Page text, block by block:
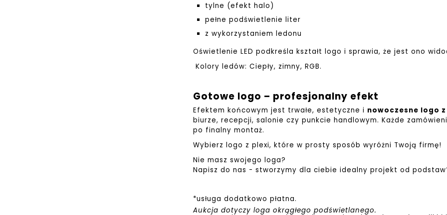
tylne (efekt halo)
pełne podświetlenie liter
z wykorzystaniem ledonu
Oświetlenie LED podkreśla kształt logo i sprawia, że jest ono
Kolory ledów: Ciepły, zimny, RGB.
Gotowe logo – profesjonalny efekt
Efektem końcowym jest trwałe, estetyczne i nowoczesne logo
biurze, recepcji, salonie czy punkcie handlowym. Każde
po finalny montaż.
Wybierz logo z plexi, które w prosty sposób wyróżni Twoją firmę!
Nie masz swojego loga?
Napisz do nas - stworzymy dla ciebie idealny projekt od
*usługa dodatkowo płatna.
Aukcja dotyczy loga okrągłego podświetlanego.